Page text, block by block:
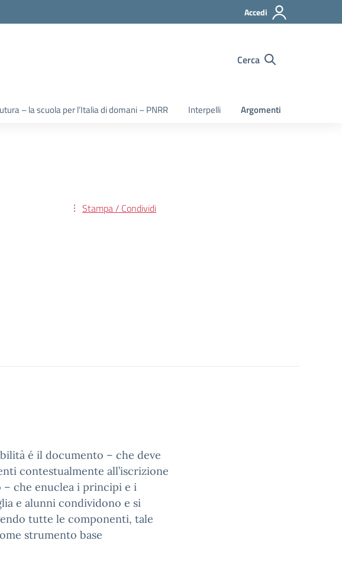
Accedi
Cerca
– la scuola per l’Italia di domani – PNRR Interpelli Argomenti
Stampa / Condividi
é il documento – che deve
contestualmente all’iscrizione
– che enuclea i principi e i
e alunni condividono e si
tutte le componenti, tale
strumento base